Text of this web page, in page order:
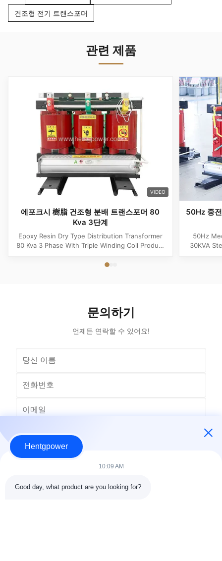
건조형 전기 트랜스포머
관련 제품
VIDEO
에포크시 樹脂 건조형 분배 트랜스포머 80
Kva 3단계
Epoxy Resin Dry Type Distribution Transformer
80 Kva 3 Phase With Triple Winding Coil Product
transformer, distribution transformer, Dry Type
50Hz 중
50Hz
30KVA
문의하기
언제든 연락할 수 있어요!
Hentgpower
10:09 AM
Good day, what product are you looking for?